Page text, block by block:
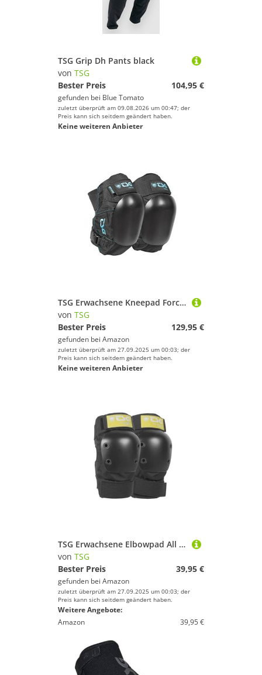
TSG Grip Dh Pants black
von TSG
Bester Preis
104,95 €
gefunden bei Blue Tomato
zuletzt überprüft am 09.08.2026 um 00:47; der
Preis kann sich seitdem geändert haben.
Keine weiteren Anbieter
TSG Erwachsene Kneepad Force V A Knieschoner, Black, S
von TSG
Bester Preis
129,95 €
gefunden bei Amazon
zuletzt überprüft am 27.09.2025 um 00:03; der
Preis kann sich seitdem geändert haben.
Keine weiteren Anbieter
TSG Erwachsene Elbowpad All Ground Schützer, Black, S
von TSG
Bester Preis
39,95 €
gefunden bei Amazon
zuletzt überprüft am 27.09.2025 um 00:03; der
Preis kann sich seitdem geändert haben.
Weitere Angebote:
Amazon
39,95 €